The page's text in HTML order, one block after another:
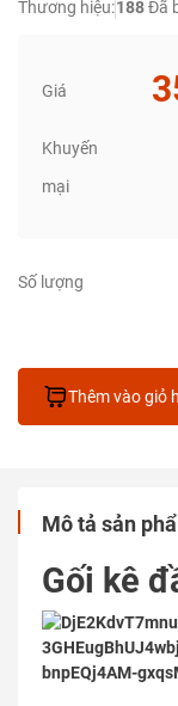
Thương hiệu:188Đã
Giá
Khuyến
mại
Số lượng
Thêm vào giỏ
Mô tả sản
Gối kê